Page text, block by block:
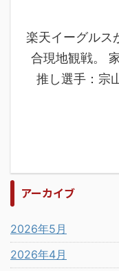
楽天イーグルス
合現地観戦。
推し選手：宗
アーカイブ
2026年5月
2026年4月